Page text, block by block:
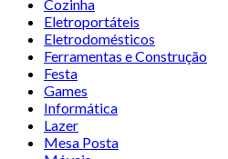
Cozinha
Eletroportáteis
Eletrodomésticos
Ferramentas e Construção
Festa
Games
Informática
Lazer
Mesa Posta